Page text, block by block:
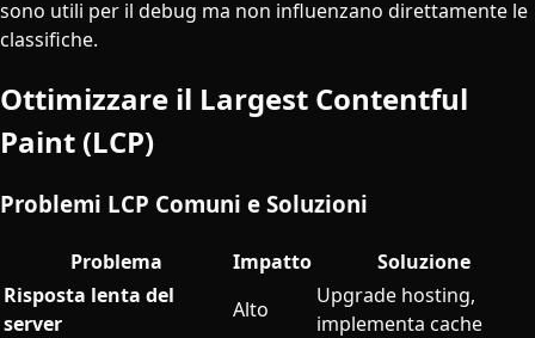
sono utili per il debug ma non influenzano direttamente le
classifiche.
Ottimizzare il Largest Contentful
Paint (LCP)
Problemi LCP Comuni e Soluzioni
Problema Impatto
Soluzione
Risposta lenta del
server
Alto
Upgrade hosting,
implementa cache